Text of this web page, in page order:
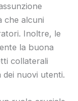
che alcuni
Inoltre, le
la buona
collaterali
dei nuovi utenti.